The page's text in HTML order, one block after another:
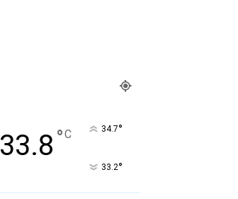
33.8 °C 34.7°
33.2°